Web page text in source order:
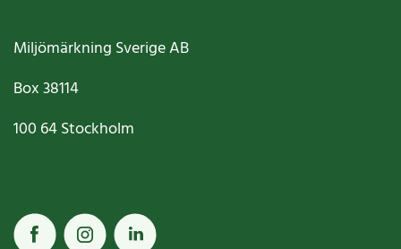
Miljömärkning Sverige AB
Box38114
100 64Stockholm